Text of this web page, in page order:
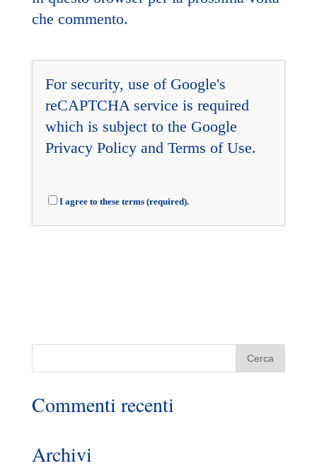
che commento.
For security, use of Google's
reCAPTCHA service is required
which is subject to the Google
Privacy Policyand Terms of Use.
I agree to these terms (required).
Commenti recenti
Archivi